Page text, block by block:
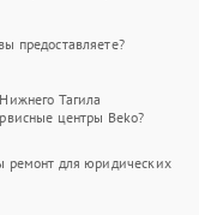
предоставляете?
Тагила
центры Beko?
ремонт для юридических